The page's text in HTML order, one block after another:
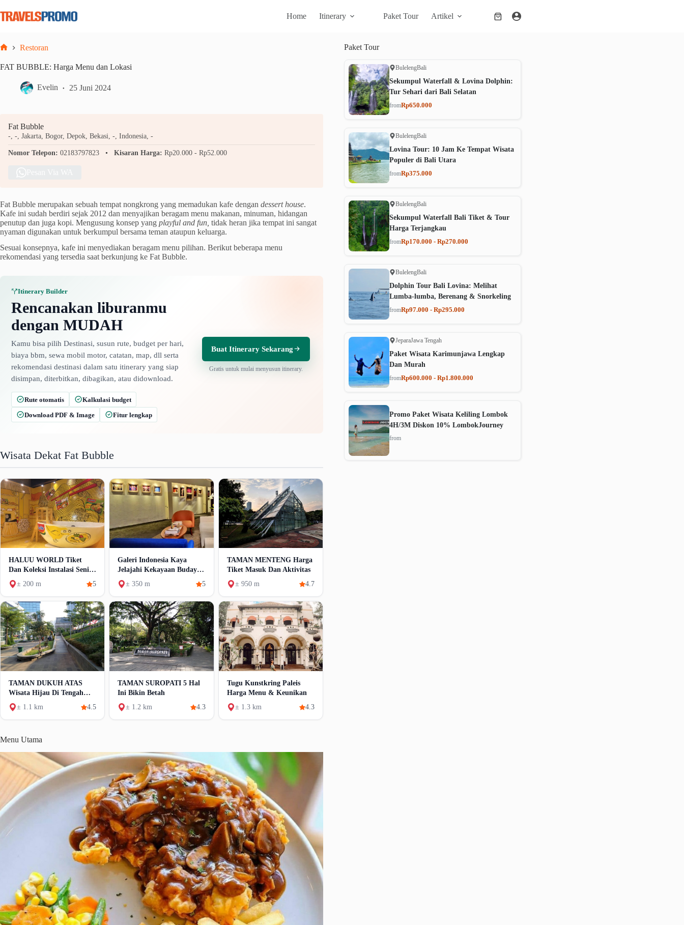
to
content
Home Itinerary Paket Tour Artikel
Shopping
Restoran
FAT BUBBLE: Harga Menu dan Lokasi
Evelin 25 Juni 2024
Fat Bubble
-, -, Jakarta, Bogor, Depok, Bekasi, -, Indonesia, -
Nomor Telepon: 02183797823 Kisaran Harga: Rp20.000 - Rp52.000
Fat Bubble merupakan sebuah tempat nongkrong yang memadukan kafe dengan dessert house.
Kafe ini sudah berdiri sejak 2012 dan menyajikan beragam menu makanan, minuman, hidangan
penutup dan juga kopi. Mengusung konsep yang playful and fun, tidak heran jika tempat ini sangat
nyaman digunakan untuk berkumpul bersama teman ataupun keluarga.
Sesuai konsepnya, kafe ini menyediakan beragam menu pilihan. Berikut beberapa menu
rekomendasi yang tersedia saat berkunjung ke Fat Bubble.
Itinerary Builder
Rencanakan liburanmu
dengan MUDAH
Kamu bisa pilih Destinasi, susun rute, budget per hari,
biaya bbm, sewa mobil motor, catatan, map, dll serta
rekomendasi destinasi dalam satu itinerary yang siap
disimpan, diterbitkan, dibagikan, atau didownload.
Rute otomatis
Kalkulasi budget
Download PDF & Image
Fitur lengkap
Buat Itinerary Sekarang
Gratis untuk mulai menyusun itinerary.
Wisata Dekat Fat Bubble
HALUU WORLD Tiket
Dan Koleksi Instalasi Seni
Unik
± 200 m 5
Galeri Indonesia Kaya
Jelajahi Kekayaan Budaya
Dalam Ruang Kreatif
± 350 m 5
TAMAN MENTENG Harga
Tiket Masuk Dan Aktivitas
± 950 m
4.7
TAMAN DUKUH ATAS
Wisata Hijau Di Tengah
Kota
± 1.1 km 4.5
TAMAN SUROPATI 5 Hal
Ini Bikin Betah
± 1.2 km
4.3
Tugu Kunstkring Paleis
Harga Menu & Keunikan
± 1.3 km
4.3
Menu Utama
Paket Tour
BulelengBali
Sekumpul Waterfall & Lovina Dolphin:
Tur Sehari dari Bali Selatan
fromRp650.000
BulelengBali
Lovina Tour: 10 Jam Ke Tempat Wisata
Populer di Bali Utara
fromRp375.000
BulelengBali
Sekumpul Waterfall Bali Tiket & Tour
Harga Terjangkau
fromRp170.000 - Rp270.000
BulelengBali
Dolphin Tour Bali Lovina: Melihat
Lumba-lumba, Berenang & Snorkeling
fromRp97.000 - Rp295.000
JeparaJawa Tengah
Paket Wisata Karimunjawa Lengkap
Dan Murah
fromRp600.000 - Rp1.800.000
Promo Paket Wisata Keliling Lombok
4H/3M Diskon 10% LombokJourney
from